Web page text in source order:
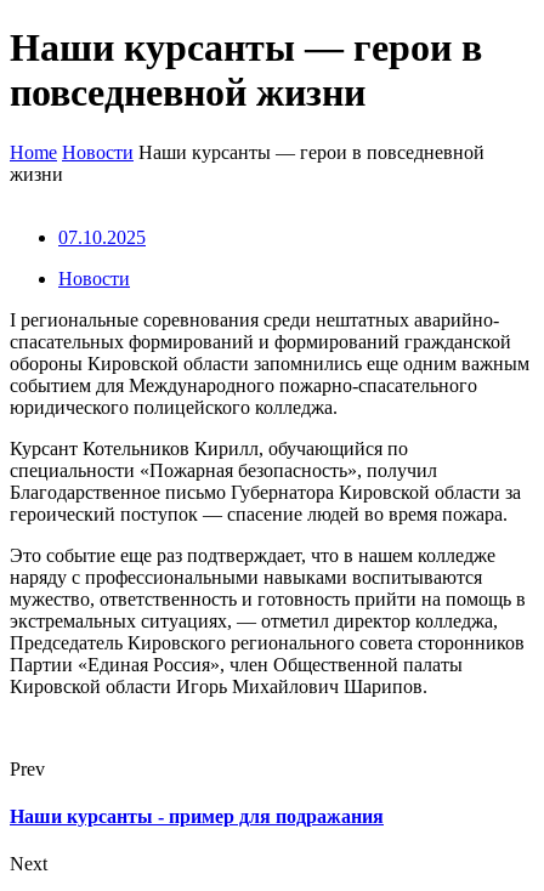
Наши курсанты — герои в
повседневной жизни
Home Новости Наши курсанты — герои в повседневной
жизни
07.10.2025
Новости
I региональные соревнования среди нештатных аварийно-
спасательных формирований и формирований гражданской
обороны Кировской области запомнились еще одним важным
событием для Международного пожарно-спасательного
юридического полицейского колледжа.
Курсант Котельников Кирилл, обучающийся по
специальности «Пожарная безопасность», получил
Благодарственное письмо Губернатора Кировской области за
героический поступок — спасение людей во время пожара.
Это событие еще раз подтверждает, что в нашем колледже
наряду с профессиональными навыками воспитываются
мужество, ответственность и готовность прийти на помощь в
экстремальных ситуациях, — отметил директор колледжа,
Председатель Кировского регионального совета сторонников
Партии «Единая Россия», член Общественной палаты
Кировской области Игорь Михайлович Шарипов.
Prev
Наши курсанты - пример для подражания
Next